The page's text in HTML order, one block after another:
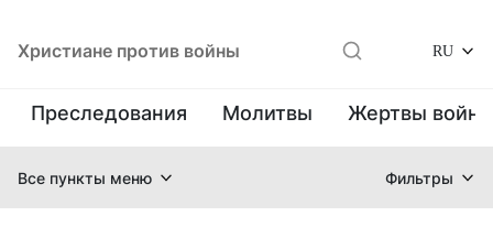
Христиане против войны RU
Преследования Молитвы Жертвы
Все пункты меню Фильтры